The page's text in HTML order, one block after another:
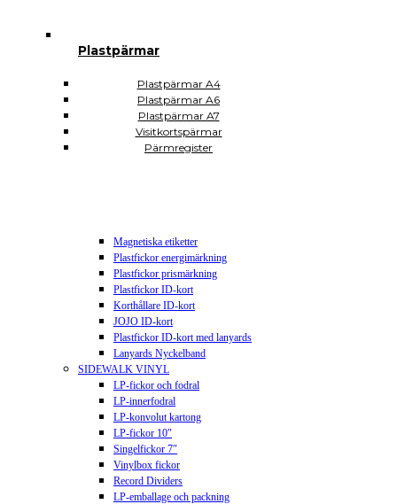
Plastpärmar
Plastpärmar A4
Plastpärmar A6
Plastpärmar A7
Visitkortspärmar
Pärmregister
Självhäftande Plastfickor
Självhäftande A4
Självhäftande A5
Självhäftande A6
Självhäftande A7
Självhäftande CD DVD USB
Magnetiska etiketter
Plastfickor energimärkning
Plastfickor prismärkning
Plastfickor ID-kort
Korthållare ID-kort
JOJO ID-kort
Plastfickor ID-kort med lanyards
Lanyards Nyckelband
SIDEWALK VINYL
LP-fickor och fodral
LP-innerfodral
LP-konvolut kartong
LP-fickor 10″
Singelfickor 7″
Vinylbox fickor
Record Dividers
LP-emballage och packning